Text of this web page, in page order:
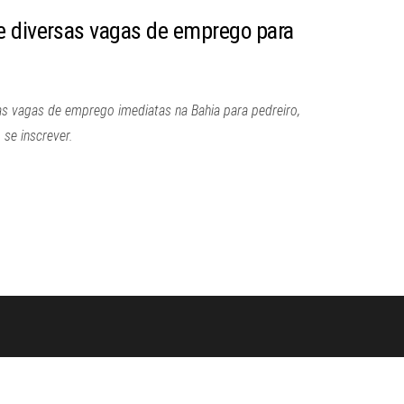
diversas vagas de emprego para
vagas de emprego imediatas na Bahia para pedreiro,
inscrever.